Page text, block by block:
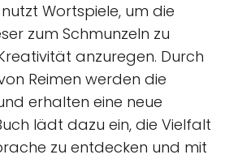
Wortspiele, um die
zum Schmunzeln zu
anzuregen. Durch
Reimen werden die
erhalten eine neue
lädt dazu ein, die Vielfalt
zu entdecken und mit